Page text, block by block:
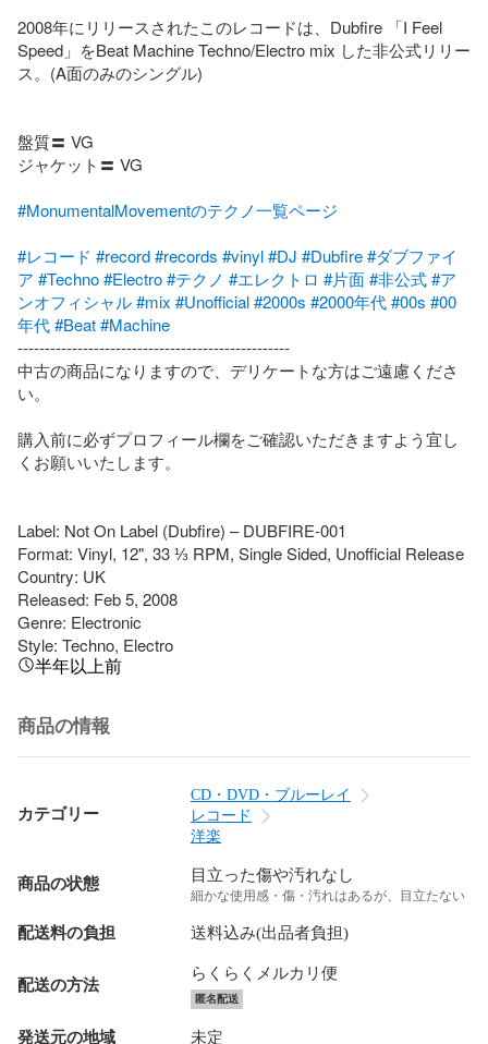
2008年にリリースされたこのレコードは、Dubfire 「I Feel
Speed」をBeat Machine Techno/Electro mix した非公式リリー
ス。(A面のみのシングル)
盤質〓 VG
ジャケット〓 VG
#MonumentalMovementのテクノ一覧ページ
#レコード #record#records #vinyl#DJ #Dubfire#ダブファイ
ア #Techno#Electro#テクノ #エレクトロ #片面#非公式#ア
ンオフィシャル#mix #Unofficial#2000s #2000年代#00s #00
年代#Beat#Machine
--------------------------------------------------
中古の商品になりますので、デリケートな方はご遠慮くださ
い。
購入前に必ずプロフィール欄をご確認いただきますよう宜し
くお願いいたします。
Label: Not On Label (Dubfire) – DUBFIRE-001
Format: Vinyl, 12", 33 ⅓ RPM, Single Sided, Unofficial Release
Country: UK
Released: Feb 5, 2008
Genre: Electronic
Style: Techno, Electro
半年以上前
商品の情報
カテゴリー
CD・DVD・ブルーレイ
レコード
洋楽
商品の状態 目立った傷や汚れなし
細かな使用感・傷・汚れはあるが、目立たない
配送料の負担 送料込み(出品者負担)
配送の方法
らくらくメルカリ便
匿名配送
発送元の地域 未定